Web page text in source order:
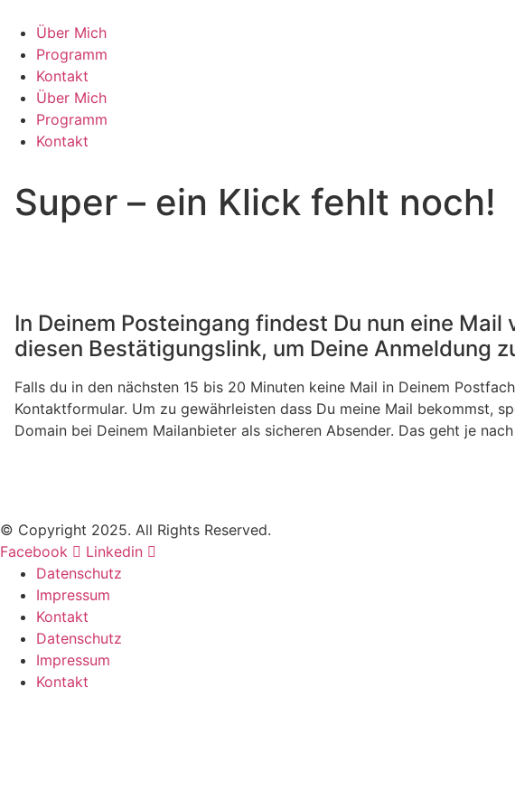
Inhalt
springen
Über Mich
Programm
Kontakt
Über Mich
Programm
Kontakt
Super – ein Klick fehlt noch!
In Deinem Posteingang findest Du nun eine Mail
diesen Bestätigungslink, um Deine Anmeldung
Falls du in den nächsten 15 bis 20 Minuten keine Mail in Deinem
Kontaktformular. Um zu gewährleisten dass Du meine Mail bekommst,
Domain bei Deinem Mailanbieter als sicheren Absender. Das geht je
© Copyright 2025. All Rights Reserved.
Facebook
Linkedin
Datenschutz
Impressum
Kontakt
Datenschutz
Impressum
Kontakt